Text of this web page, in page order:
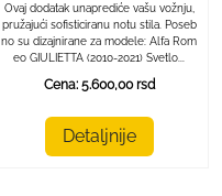
Ovaj dodatak unaprediće vašu vožnju,
pružajući sofisticiranu notu stila. Poseb
no su dizajnirane za modele: Alfa Rom
eo GIULIETTA (2010-2021) Svetlo...
Cena: 5.600,00 rsd
Detaljnije